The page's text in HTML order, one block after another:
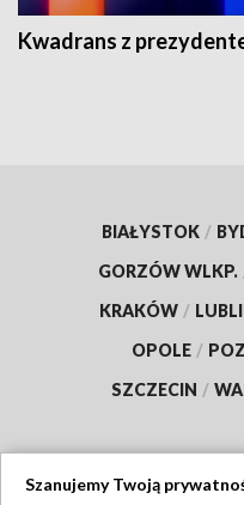
Kwadrans z
BIAŁYSTOK /
GORZÓW WLKP.
KRAKÓW /
OPOLE /
SZCZECIN /
Szanujemy Twoją